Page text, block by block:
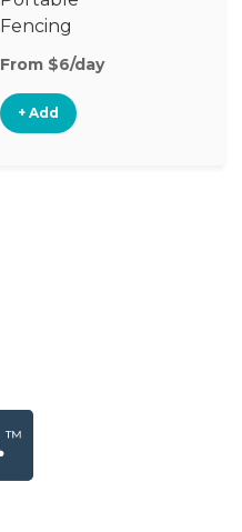
Fencing
From $6/day
+ Add